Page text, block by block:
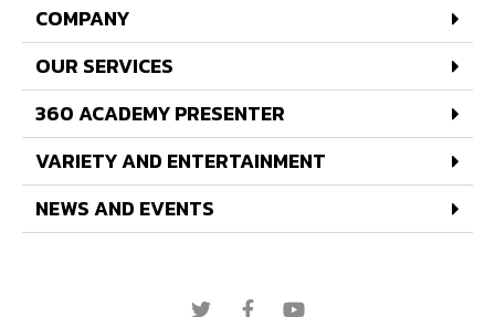
COMPANY
OUR SERVICES
360 ACADEMY PRESENTER
VARIETY AND ENTERTAINMENT
NEWS AND EVENTS